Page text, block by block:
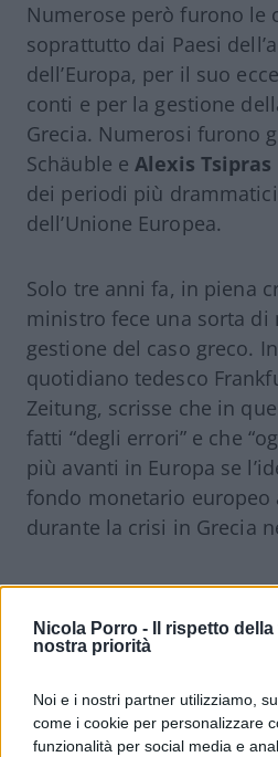
Nicola Porro -
Il rispetto
nostra priorità
Noi e i nostri partner utilizziamo,
come i cookie per personalizzare
funzionalità per social media e
Numerose però furono le
soprattutto dai Paesi
dell’Europa, per il suo
conti e per la gestione
Grecia. Numerosi furono
Schäuble eAlexis Tsipras
dei periodi più
dell’Unione Europea.
Solo tre anni fa, in piena
ministro fece una sorta di
gestione del caso greco.
quotidiano tedesco
Zeitung, scrisse che in
fatti “degli errori” e che
più avanti in Europa se
fondo monetario europeo
durante la crisi in Grecia
Di lui, in un dialogo con
Navacontenuto nel libro
Mario Draghi diceva avere
debba uscire per
conti a posto. Per questo,